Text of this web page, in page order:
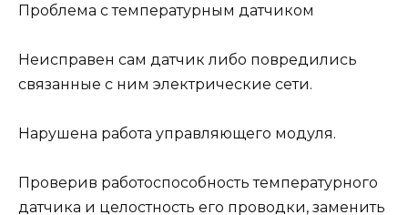
Проблема с температурным датчиком
Неисправен сам датчик либо повредились
связанные с ним электрические сети.
Нарушена работа управляющего модуля.
Проверив работоспособность температурного
датчика и целостность его проводки, заменить